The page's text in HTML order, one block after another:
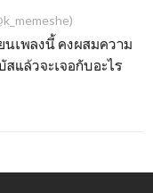
เพลงนี้ คงผสมความ
แล้วจะเจอกับอะไร